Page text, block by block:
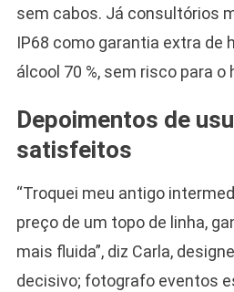
sem cabos. Já consultórios
IP68 como garantia extra de
álcool 70 %, sem risco para o
Depoimentos de
satisfeitos
“Troquei meu antigo
preço de um topo de linha,
mais fluida”, diz Carla,
decisivo; fotografo eventos